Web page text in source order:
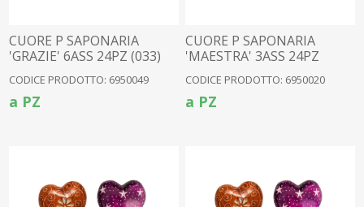
CUORE P SAPONARIA
'GRAZIE' 6ASS 24PZ (033)
CODICE PRODOTTO: 6950049
a PZ
CUORE P SAPONARIA
'MAESTRA' 3ASS 24PZ
CODICE PRODOTTO: 6950020
a PZ